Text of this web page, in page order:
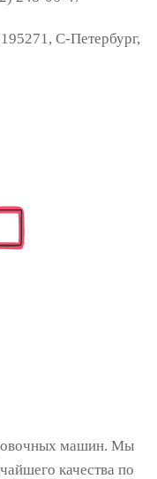
С-Петербург,
машин. Мы
качества по